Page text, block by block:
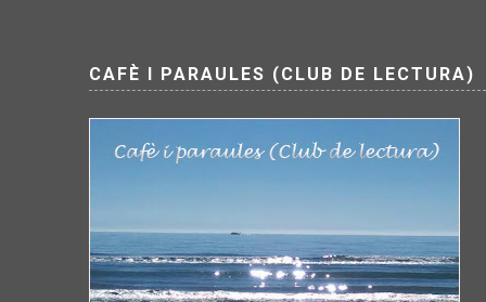
CAFÈ I PARAULES (CLUB DE LECTURA)